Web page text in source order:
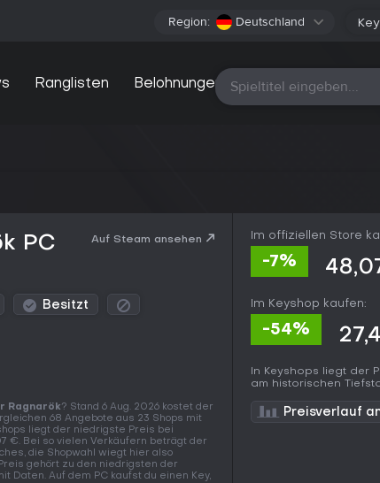
Region: Deutschland
Ranglisten Belohnungen Alle Plattformen
PC
Auf Steam ansehen
Besitzt
Ragnarök? Stand 6 Aug. 2026 kostet der
68 Angebote aus 23 Shops mit
liegt der niedrigste Preis bei
€. Bei so vielen Verkäufern beträgt der
die Shopwahl wiegt hier also
gehört zu den niedrigsten der
Daten. Auf dem PC kaufst du einen Key,
Im offiziellen Store
-7%
Im Keyshop kaufen:
-54%
In Keyshops liegt der
am historischen
Preisverlauf